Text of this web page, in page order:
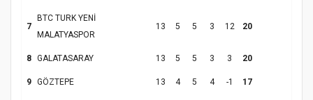
7
BTC TURK YENİ
MALATYASPOR
13 5 5 3 12 20
8 GALATASARAY 13 5 5 3 3 20
9 GÖZTEPE 13 4 5 4 -1 17